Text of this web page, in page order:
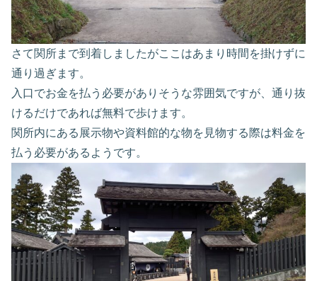
さて関所まで到着しましたがここはあまり時間を掛けずに
通り過ぎます。
入口でお金を払う必要がありそうな雰囲気ですが、通り抜
けるだけであれば無料で歩けます。
関所内にある展示物や資料館的な物を見物する際は料金を
払う必要があるようです。